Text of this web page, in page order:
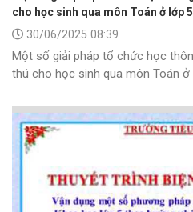
cho học sinh qua môn Toán ở lớp 5
30/06/2025 08:39
Một số giải pháp tổ chức học
thú cho học sinh qua môn Toán ở